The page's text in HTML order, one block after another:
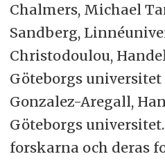
Chalmers, Michael
Sandberg,
Christodoulou,
Göteborgs
Gonzalez-Aregall,
Göteborgs
forskarna och deras